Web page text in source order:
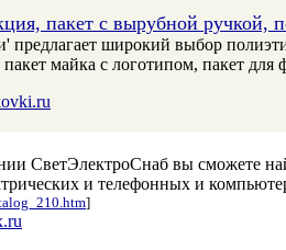
пакет с вырубной ручкой,
предлагает широкий выбор
майка с логотипом, пакет
СветЭлектроСнаб вы сможете
и телефонных и
]